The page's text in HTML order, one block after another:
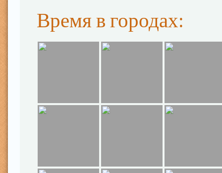
Время в городах: